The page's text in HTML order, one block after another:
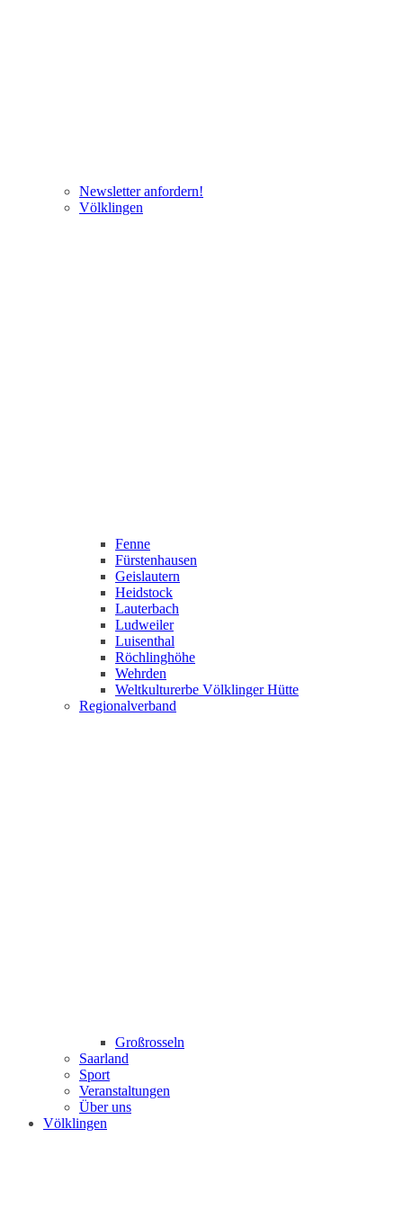
Newsletter anfordern!
Völklingen
Fenne
Fürstenhausen
Geislautern
Heidstock
Lauterbach
Ludweiler
Luisenthal
Röchlinghöhe
Wehrden
Weltkulturerbe Völklinger Hütte
Regionalverband
Großrosseln
Saarland
Sport
Veranstaltungen
Über uns
Völklingen